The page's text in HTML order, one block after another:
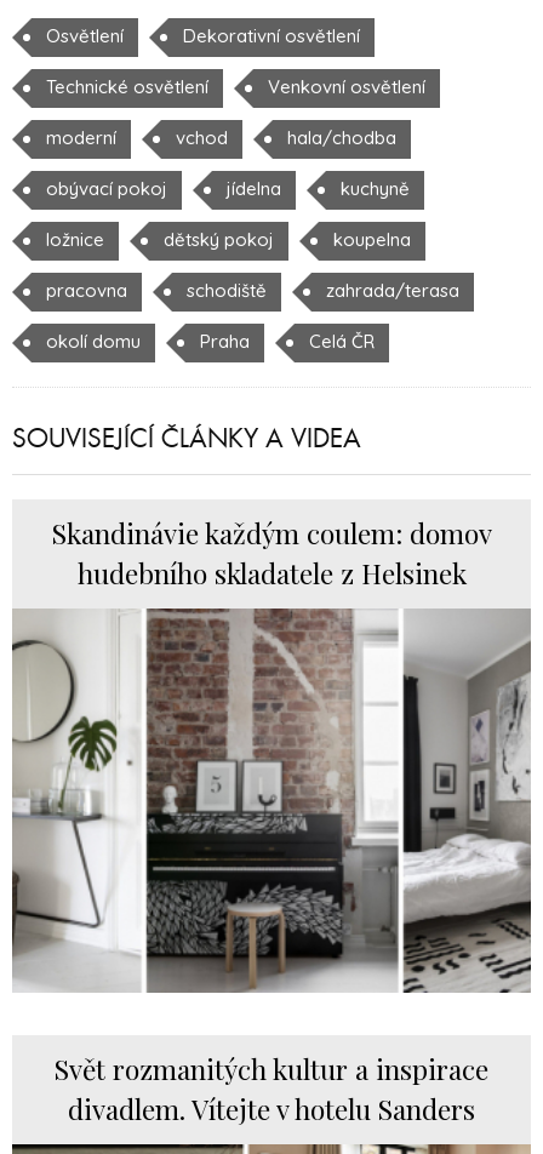
Osvětlení Dekorativní osvětlení
Technické osvětlení Venkovní osvětlení
moderní vchod hala/chodba
obývací pokoj jídelna kuchyně
ložnice dětský pokoj koupelna
pracovna schodiště zahrada/terasa
okolí domu Praha Celá ČR
SOUVISEJÍCÍ ČLÁNKY A VIDEA
Skandinávie každým coulem: domov
hudebního skladatele z Helsinek
Svět rozmanitých kultur a inspirace
divadlem. Vítejte v hotelu Sanders